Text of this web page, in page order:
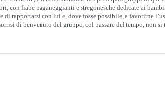
con fiabe paganeggianti e stregonesche dedicate ai
di rapportarsi con lui e, dove fosse possibile, a favorirne
di benvenuto del gruppo, col passare del tempo, non